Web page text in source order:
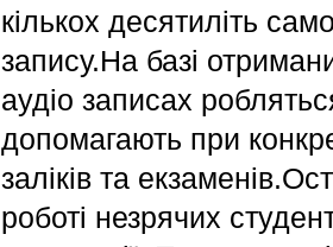
кількох десятиліть
запису.На базі
аудіо записах
допомагають при
заліків та
роботі незрячих